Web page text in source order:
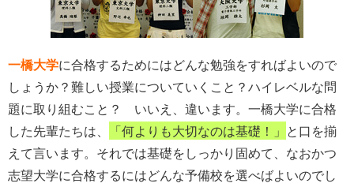
一橋大学に合格するためにはどんな勉強をすればよいので
しょうか？難しい授業についていくこと？ハイレベルな問
題に取り組むこと？ いいえ、違います。一橋大学に合格
した先輩たちは、
「何よりも大切なのは基礎！」 と口を揃
えて言います。それでは基礎をしっかり固めて、なおかつ
志望大学に合格するにはどんな予備校を選べばよいのでし